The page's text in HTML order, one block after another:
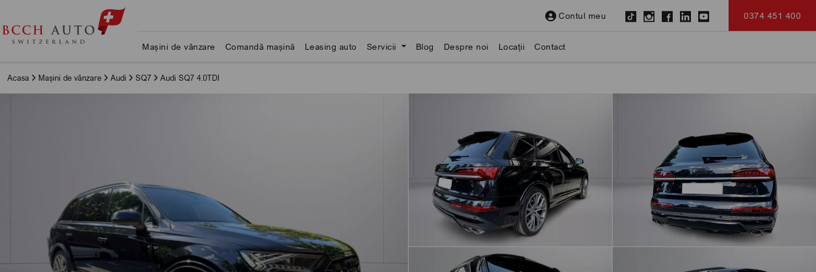
Contul meu 0374 451 400
Mașini de vânzare Comandă mașină Leasing auto Servicii Blog Despre noi Locații Contact
Acasa Mașini de vânzare Audi SQ7 Audi SQ7 4.0TDI